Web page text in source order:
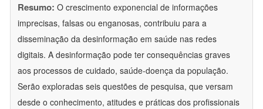
Resumo: O crescimento exponencial de informações
imprecisas, falsas ou enganosas, contribuiu para a
disseminação da desinformação em saúde nas redes
digitais. A desinformação pode ter consequências graves
aos processos de cuidado, saúde-doença da população.
Serão exploradas seis questões de pesquisa, que versam
desde o conhecimento, atitudes e práticas dos profissionais